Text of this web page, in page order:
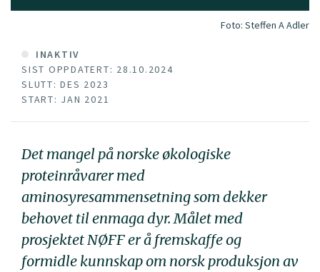
Foto: Steffen A Adler
INAKTIV
SIST OPPDATERT: 28.10.2024
SLUTT: DES 2023
START: JAN 2021
Det mangel på norske økologiske
proteinråvarer med
aminosyresammensetning som dekker
behovet til enmaga dyr. Målet med
prosjektet NØFF er å fremskaffe og
formidle kunnskap om norsk produksjon av